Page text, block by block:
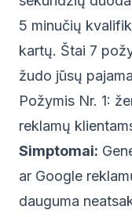
5 minučių
kartų. Štai 7
žudo jūsų
Požymis Nr. 1:
reklamų
Simptomai:
ar Google
dauguma